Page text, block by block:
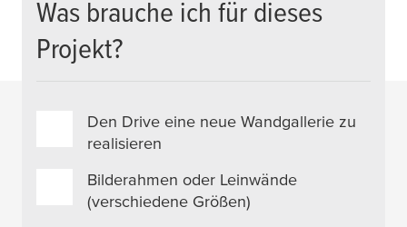
Was brauche ich für dieses
Projekt?
Den Drive eine neue Wandgallerie zu
realisieren
Bilderahmen oder Leinwände
(verschiedene Größen)